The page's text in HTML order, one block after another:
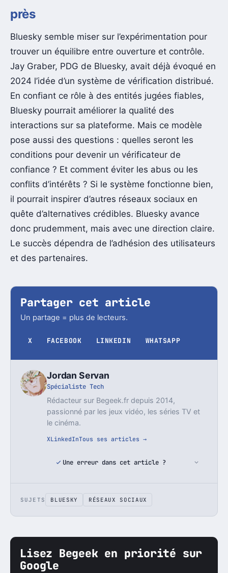
près
Bluesky semble miser sur l’expérimentation pour
trouver un équilibre entre ouverture et contrôle.
Jay Graber, PDG de Bluesky, avait déjà évoqué en
2024 l’idée d’un système de vérification distribué.
En confiant ce rôle à des entités jugées fiables,
Bluesky pourrait améliorer la qualité des
interactions sur sa plateforme. Mais ce modèle
pose aussi des questions : quelles seront les
conditions pour devenir un vérificateur de
confiance ? Et comment éviter les abus ou les
conflits d’intérêts ? Si le système fonctionne bien,
il pourrait inspirer d’autres réseaux sociaux en
quête d’alternatives crédibles. Bluesky avance
donc prudemment, mais avec une direction claire.
Le succès dépendra de l’adhésion des utilisateurs
et des partenaires.
Partager cet article
Un partage = plus de lecteurs.
X FACEBOOK LINKEDIN WHATSAPP
Jordan Servan
Spécialiste Tech
Rédacteur sur Begeek.fr depuis 2014,
passionné par les jeux vidéo, les séries TV et
le cinéma.
XLinkedInTous ses articles →
Une erreur dans cet article ?
SUJETS BLUESKY RÉSEAUX SOCIAUX
Lisez Begeek en priorité sur
Google